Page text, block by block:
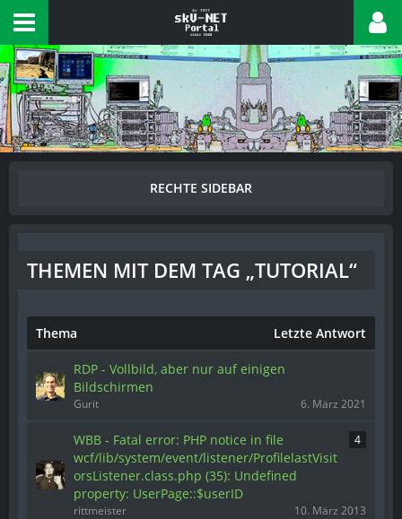
THEMEN MIT DEM TAG „TUTORIAL“
Thema Letzte Antwort
RDP - Vollbild, aber nur auf einigen
Bildschirmen
Gurit 6. März 2021
WBB - Fatal error: PHP notice in file
wcf/lib/system/event/listener/ProfilelastVisit
orsListener.class.php (35): Undefined
property: UserPage::$userID
4
rittmeister 10. März 2013